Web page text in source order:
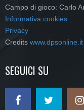
Campo di gioco: Carlo
Informativa cookies
Privacy
Credits www.dpsonline.it
SEGUICI SU